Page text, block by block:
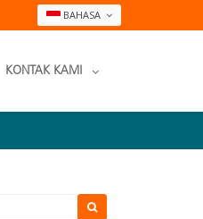
BAHASA
KONTAK KAMI